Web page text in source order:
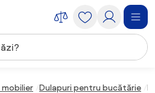
mobilier Dulapuri pentru bucătărie